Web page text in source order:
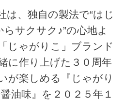
、独自の製法で“はじ
サクサク♪”の心地よ
じゃがりこ」ブランド
に作り上げた３０周年
が楽しめる『じゃがり
油味』を２０２５年１